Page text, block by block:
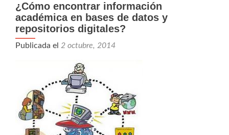
¿Cómo encontrar información
académica en bases de datos y
repositorios digitales?
Publicada el 2 octubre, 2014